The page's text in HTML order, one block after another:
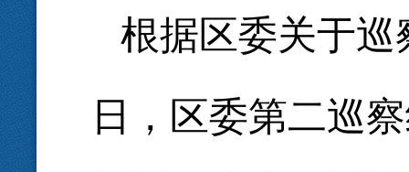
根据区委关于
日，区委第二巡